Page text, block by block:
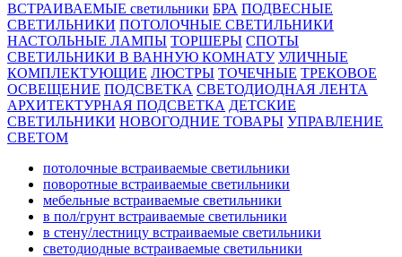
ВСТРАИВАЕМЫЕ светильники БРА ПОДВЕСНЫЕ
СВЕТИЛЬНИКИ ПОТОЛОЧНЫЕ СВЕТИЛЬНИКИ
НАСТОЛЬНЫЕ ЛАМПЫ ТОРШЕРЫ СПОТЫ
СВЕТИЛЬНИКИ В ВАННУЮ КОМНАТУ УЛИЧНЫЕ
КОМПЛЕКТУЮЩИЕ ЛЮСТРЫ ТОЧЕЧНЫЕ ТРЕКОВОЕ
ОСВЕЩЕНИЕ ПОДСВЕТКА СВЕТОДИОДНАЯ ЛЕНТА
АРХИТЕКТУРНАЯ ПОДСВЕТКА ДЕТСКИЕ
СВЕТИЛЬНИКИ НОВОГОДНИЕ ТОВАРЫ УПРАВЛЕНИЕ
СВЕТОМ
потолочные встраиваемые светильники
поворотные встраиваемые светильники
мебельные встраиваемые светильники
в пол/грунт встраиваемые светильники
в стену/лестницу встраиваемые светильники
светодиодные встраиваемые светильники